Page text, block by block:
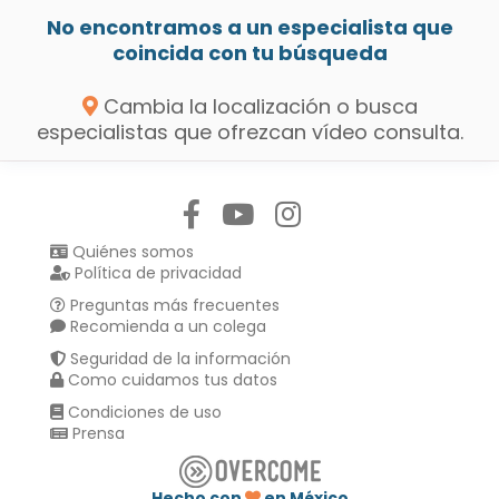
No encontramos a un especialista que
coincida con tu búsqueda
Cambia la localización o busca
especialistas que ofrezcan vídeo consulta.
Quiénes somos
Política de privacidad
Preguntas más frecuentes
Recomienda a un colega
Seguridad de la información
Como cuidamos tus datos
Condiciones de uso
Prensa